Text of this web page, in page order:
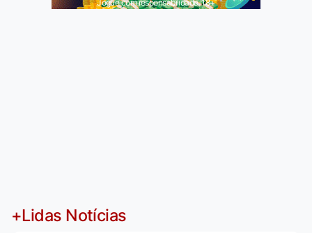
Jogue com responsabilidade. 18+
+Lidas Notícias